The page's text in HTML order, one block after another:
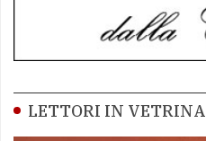
LETTORI IN VETRINA